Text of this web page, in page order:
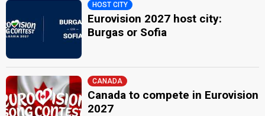
HOST CITY
Eurovision 2027 host city:
Burgas or Sofia
CANADA
Canada to compete in Eurovision
2027